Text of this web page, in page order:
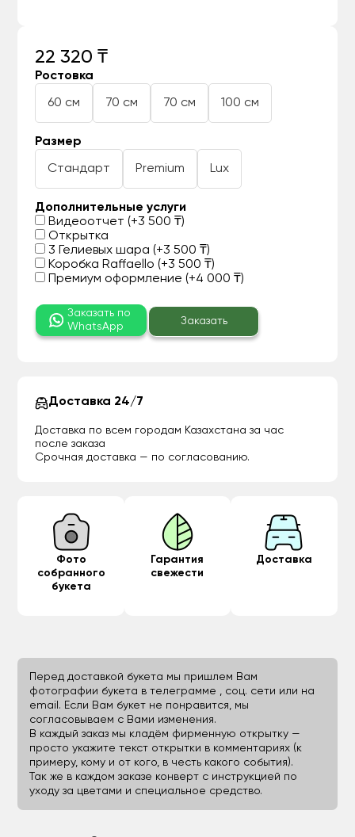
22 320 ₸
Ростовка
60 см 70 см 70 см 100 см
Размер
Стандарт Premium Lux
Дополнительные услуги
Видеоотчет (+3 500 ₸)
Открытка
3 Гелиевых шара (+3 500 ₸)
Коробка Raffaello (+3 500 ₸)
Премиум оформление (+4 000 ₸)
Заказать по
WhatsApp
Заказать
Доставка 24/7
Доставка по всем городам Казахстана за час
после заказа
Срочная доставка — по согласованию.
Фото
собранного
букета
Гарантия
свежести
Доставка
Перед доставкой букета мы пришлем Вам
фотографии букета в телеграмме , соц. сети или на
email. Если Вам букет не понравится, мы
согласовываем с Вами изменения.
В каждый заказ мы кладём фирменную открытку —
просто укажите текст открытки в комментариях (к
примеру, кому и от кого, в честь какого события).
Так же в каждом заказе конверт с инструкцией по
уходу за цветами и специальное средство.